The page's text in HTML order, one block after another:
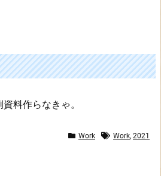
料作らなきゃ。
Work Work, 2021